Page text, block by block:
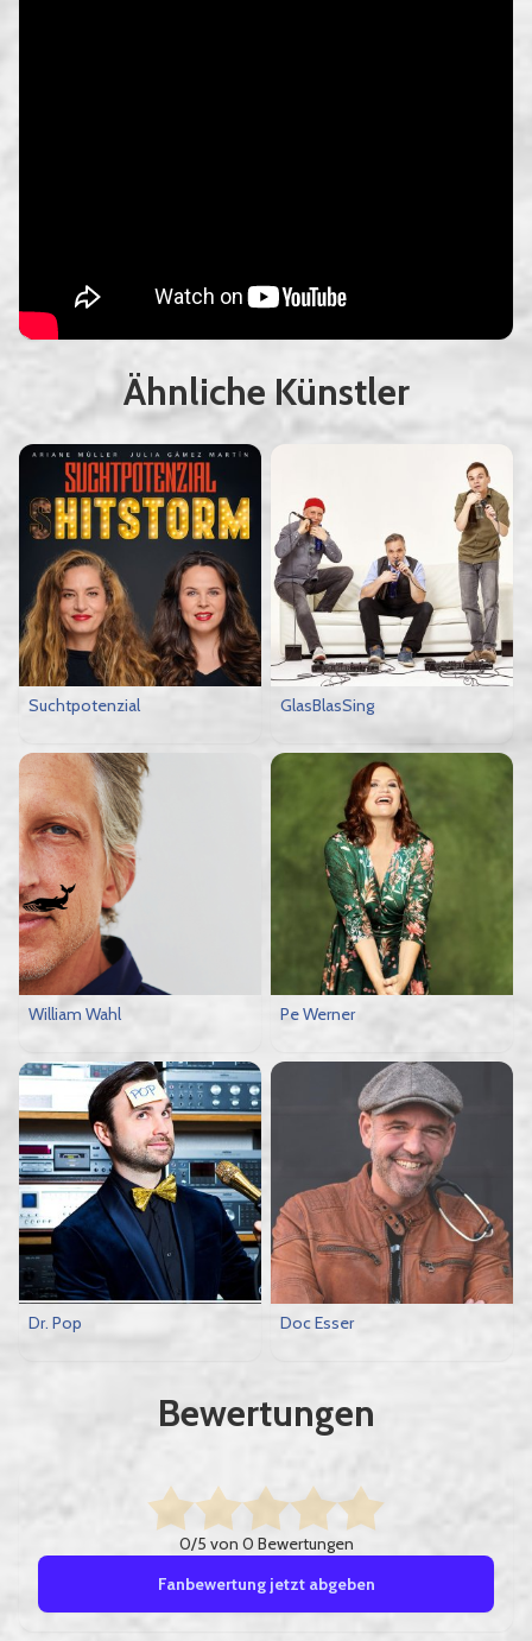
Ähnliche Künstler
Suchtpotenzial GlasBlasSing
William Wahl Pe Werner
Dr. Pop Doc Esser
Bewertungen
0/5 von 0 Bewertungen
Fanbewertung jetzt abgeben